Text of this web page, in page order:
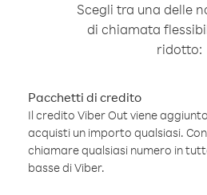
Scegli tra una delle
di chiamata
ridotto:
Pacchetti di credito
Il credito Viber Out viene
acquisti un importo qualsiasi.
chiamare qualsiasi numero in
basse di Viber.